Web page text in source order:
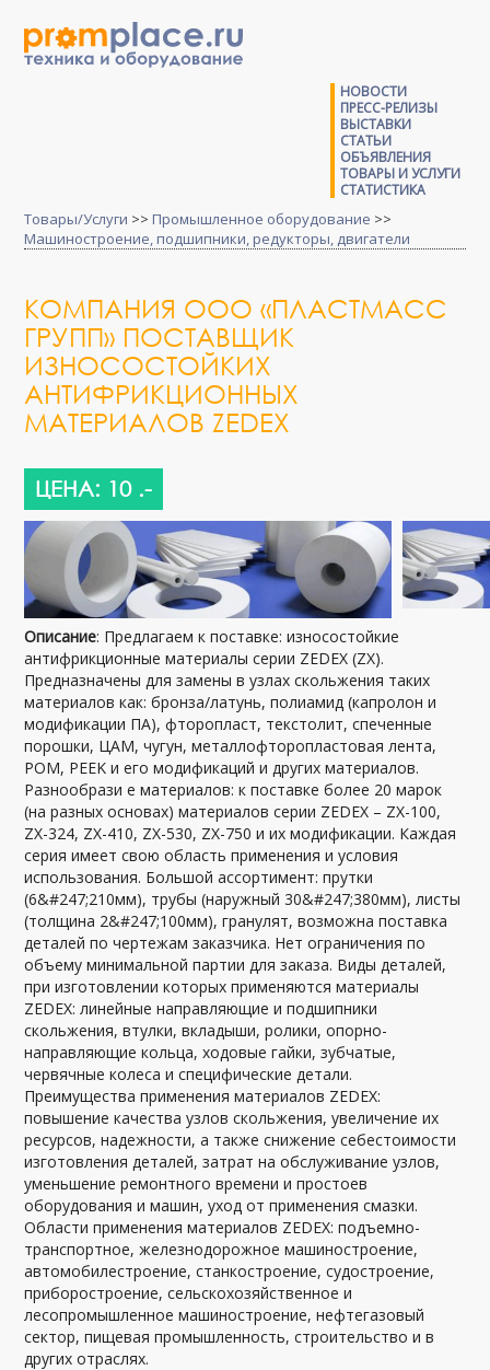
НОВОСТИ
ПРЕСС-РЕЛИЗЫ
ВЫСТАВКИ
СТАТЬИ
ОБЪЯВЛЕНИЯ
ТОВАРЫ И УСЛУГИ
СТАТИСТИКА
Товары/Услуги >> Промышленное оборудование >>
Машиностроение, подшипники, редукторы, двигатели
КОМПАНИЯ ООО «ПЛАСТМАСС
ГРУПП» ПОСТАВЩИК
ИЗНОСОСТОЙКИХ
АНТИФРИКЦИОННЫХ
МАТЕРИАЛОВ ZEDEX
ЦЕНА: 10 .-
Описание: Предлагаем к поставке: износостойкие
антифрикционные материалы серии ZEDEX (ZX).
Предназначены для замены в узлах скольжения таких
материалов как: бронза/латунь, полиамид (капролон и
модификации ПА), фторопласт, текстолит, спеченные
порошки, ЦАМ, чугун, металлофторопластовая лента,
POM, PEEK и его модификаций и других материалов.
Разнообрази е материалов: к поставке более 20 марок
(на разных основах) материалов серии ZEDEX – ZX-100,
ZX-324, ZX-410, ZX-530, ZX-750 и их модификации. Каждая
серия имеет свою область применения и условия
использования. Большой ассортимент: прутки
(6&#247;210мм), трубы (наружный 30&#247;380мм), листы
(толщина 2&#247;100мм), гранулят, возможна поставка
деталей по чертежам заказчика. Нет ограничения по
объему минимальной партии для заказа. Виды деталей,
при изготовлении которых применяются материалы
ZEDEX: линейные направляющие и подшипники
скольжения, втулки, вкладыши, ролики, опорно-
направляющие кольца, ходовые гайки, зубчатые,
червячные колеса и специфические детали.
Преимущества применения материалов ZEDEX:
повышение качества узлов скольжения, увеличение их
ресурсов, надежности, а также снижение себестоимости
изготовления деталей, затрат на обслуживание узлов,
уменьшение ремонтного времени и простоев
оборудования и машин, уход от применения смазки.
Области применения материалов ZEDEX: подъемно-
транспортное, железнодорожное машиностроение,
автомобилестроение, станкостроение, судостроение,
приборостроение, сельскохозяйственное и
лесопромышленное машиностроение, нефтегазовый
сектор, пищевая промышленность, строительство и в
других отраслях.